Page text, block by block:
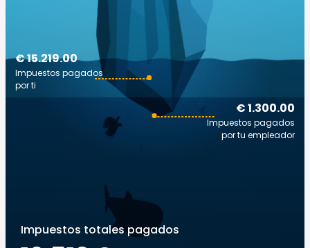
€ 1.300.00
Impuestos pagados
por tu empleador
€ 15.219.00
Impuestos pagados
por ti
Impuestos totales pagados